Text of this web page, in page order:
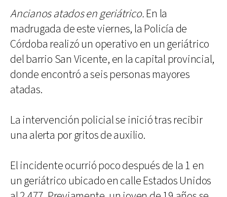
Ancianos atados en geriátrico.En la
madrugada de este viernes, la Policía de
Córdoba realizó un operativo en un geriátrico
del barrio San Vicente, en la capital provincial,
donde encontró a seis personas mayores
atadas.
La intervención policial se inició tras recibir
una alerta por gritos de auxilio.
El incidente ocurrió poco después de la 1 en
un geriátrico ubicado en calle Estados Unidos